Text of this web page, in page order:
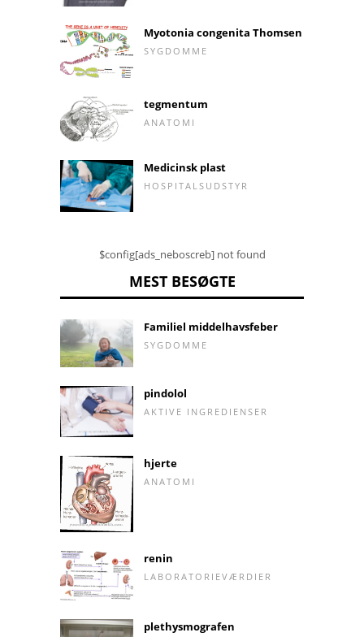
Myotonia congenita Thomsen
SYGDOMME
tegmentum
ANATOMI
Medicinsk plast
HOSPITALSUDSTYR
$config[ads_neboscreb] not found
MEST BESØGTE
Familiel middelhavsfeber
SYGDOMME
pindolol
AKTIVE INGREDIENSER
hjerte
ANATOMI
renin
LABORATORIEVÆRDIER
plethysmografen